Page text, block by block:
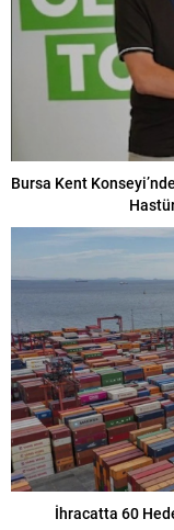
Bursa Kent
İhracatta 60